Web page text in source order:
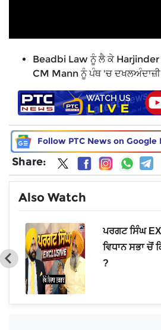
Beadbi Law ਨੂੰ ਲੈ ਕੇ Harjinder
CM Mann ਨੂੰ ਪੰਥ 'ਚ ਦਖਲਅੰਦਾਜ਼ੀ
Follow PTC News on Google
Share:
Also Watch
ਪਰਗਟ ਸਿੰਘ
ਵਿਧਾਨ ਸਭਾ ਚੋਂ
?